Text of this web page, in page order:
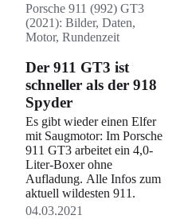
Porsche 911 (992) GT3
(2021): Bilder, Daten,
Motor, Rundenzeit
Der 911 GT3 ist
schneller als der 918
Spyder
Es gibt wieder einen Elfer
mit Saugmotor: Im Porsche
911 GT3 arbeitet ein 4,0-
Liter-Boxer ohne
Aufladung. Alle Infos zum
aktuell wildesten 911.
04.03.2021